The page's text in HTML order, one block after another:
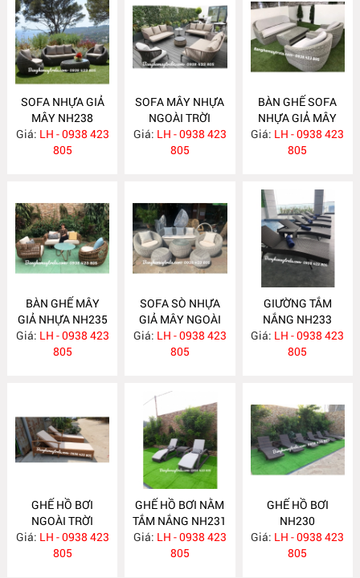
SOFA NHỰA GIẢ
MÂY NH238
Giá: LH - 0938 423
805
SOFA MÂY NHỰA
NGOÀI TRỜI
NH237
Giá: LH - 0938 423
805
BÀN GHẾ SOFA
NHỰA GIẢ MÂY
NH236
Giá: LH - 0938 423
805
BÀN GHẾ MÂY
GIẢ NHỰA NH235
Giá: LH - 0938 423
805
SOFA SÒ NHỰA
GIẢ MÂY NGOÀI
TRỜI NH234
Giá: LH - 0938 423
805
GIƯỜNG TẮM
NẮNG NH233
Giá: LH - 0938 423
805
GHẾ HỒ BƠI
NGOÀI TRỜI
NH232
Giá: LH - 0938 423
805
GHẾ HỒ BƠI NẰM
TẮM NẮNG NH231
Giá: LH - 0938 423
805
GHẾ HỒ BƠI
NH230
Giá: LH - 0938 423
805